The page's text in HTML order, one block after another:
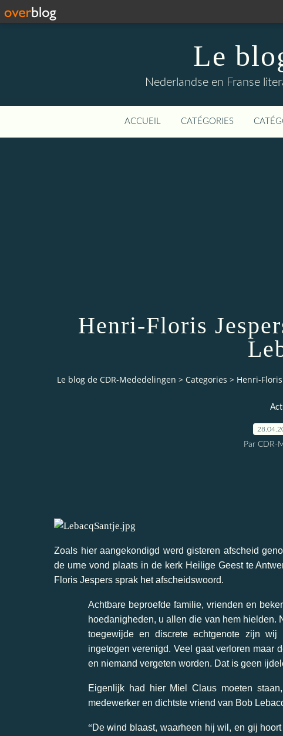
Le
Nederlandse en Franse
ACCUEIL CATÉGORIES
Henri-Floris
Le blog de CDR-Mededelingen > Categories > Henri-
Par CDR-
Zoals hier aangekondigd werd gisteren afscheid
de urne vond plaats in de kerk Heilige Geest te
Floris Jespers sprak het afscheidswoord.
Achtbare beproefde familie, vrienden en
hoedanigheden, u allen die van hem hielden.
toegewijde en discrete echtgenote zijn
ingetogen verenigd.Veel gaat verloren maar
en niemand vergeten worden. Dat is geen
Eigenlijk had hier Miel Claus moeten
medewerker en dichtste vriend van Bob
“De wind blaast, waarheen hij wil, en gij